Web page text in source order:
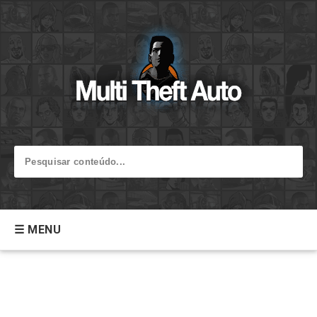
☰ MENU